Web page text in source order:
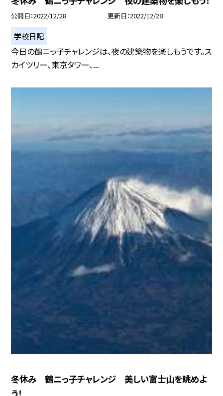
公開日 2022/12/28 更新日 2022/12/28
学校日記
今日の鶴ニっ子チャレンジは、夜の建築物を楽しもうです。ス
カイツリー、東京タワー、...
冬休み 鶴ニっ子チャレンジ 美しい富士山を眺めよ
う！